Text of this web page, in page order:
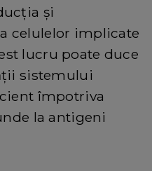
și
celulelor implicate
lucru poate duce
sistemului
împotriva
la antigeni